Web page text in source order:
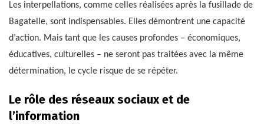
Les interpellations, comme celles réalisées après la fusillade de
Bagatelle, sont indispensables. Elles démontrent une capacité
d’action. Mais tant que les causes profondes – économiques,
éducatives, culturelles – ne seront pas traitées avec la même
détermination, le cycle risque de se répéter.
Le rôle des réseaux sociaux et de
l’information